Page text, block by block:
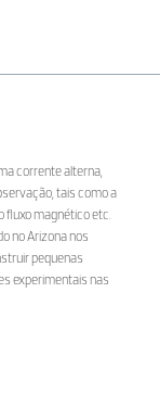
corrente alterna,
tais como a
fluxo magnético etc.
no Arizona nos
pequenas
experimentais nas